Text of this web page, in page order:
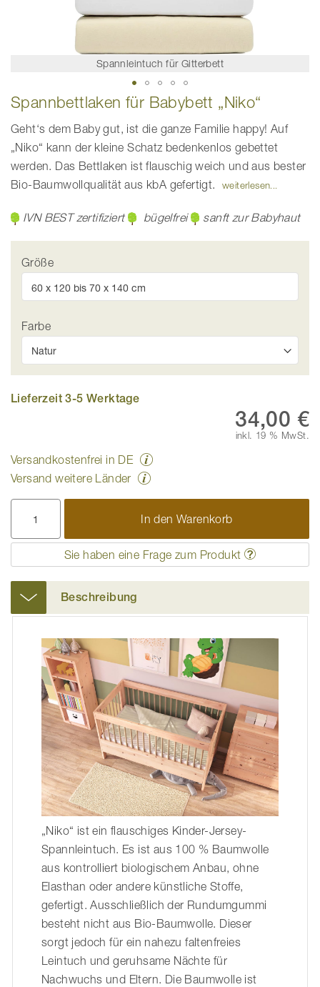
Spannleintuch für Gitterbett
Zum
Anfang
Bildgalerie
Spannbettlaken für Babybett „Niko“
Geht‘s dem Baby gut, ist die ganze Familie happy! Auf
„Niko“ kann der kleine Schatz bedenkenlos gebettet
werden. Das Bettlaken ist flauschig weich und aus bester
Bio-Baumwollqualität aus kbA gefertigt.
weiterlesen
IVN BEST zertifiziert bügelfrei sanft zur Babyhaut
Größe
Farbe
Lieferzeit 3-5 Werktage
34,00 €
inkl. 19 % MwSt.
Versandkostenfrei in DE
Versand weitere Länder
In den Warenkorb
Sie haben eine Frage zum Produkt
Beschreibung
„Niko“ ist ein flauschiges Kinder-Jersey-
Spannleintuch. Es ist aus 100 % Baumwolle
aus kontrolliert biologischem Anbau, ohne
Elasthan oder andere künstliche Stoffe,
gefertigt. Ausschließlich der Rundumgummi
besteht nicht aus Bio-Baumwolle. Dieser
sorgt jedoch für ein nahezu faltenfreies
Leintuch und geruhsame Nächte für
Nachwuchs und Eltern. Die Baumwolle ist